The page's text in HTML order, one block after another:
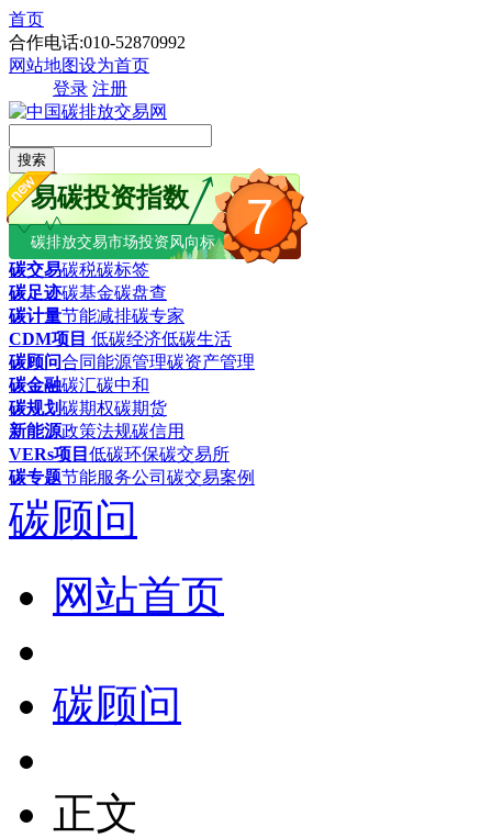
首页
合作电话:010-52870992
网站地图设为首页
登录 注册
搜索
7
易碳投资指数
碳排放交易市场投资风向标
碳交易碳税碳标签
碳足迹碳基金碳盘查
碳计量节能减排碳专家
CDM项目 低碳经济低碳生活
碳顾问合同能源管理碳资产管理
碳金融碳汇碳中和
碳规划碳期权碳期货
新能源政策法规碳信用
VERs项目 低碳环保碳交易所
碳专题节能服务公司 碳交易案例
碳顾问
网站首页
碳顾问
正文